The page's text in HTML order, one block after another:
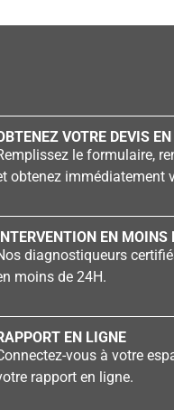
VOTRE DEVIS
le formulaire,
obtenez immédiatement
EN MOINS
diagnostiqueurs
moins de 24H.
EN LIGNE
vous à votre
rapport en ligne.